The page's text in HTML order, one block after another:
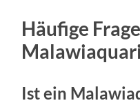
Häufige
Ist ein